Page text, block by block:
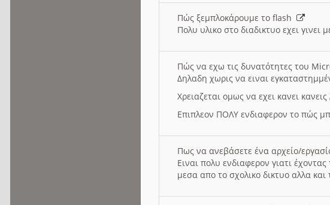
Πώς ξεμπλοκάρουμε το flash
Πολυ υλικο στο διαδικτυο εχει γινει
Πώς να εχω τις δυνατότητες του
Δηλαδη χωρις να ειναι
Χρειαζεται ομως να εχει κανει
Επιπλεον ΠΟΛΥ ενδιαφερον το πώς
Πως να ανεβάσετε ένα αρχείο/
Ειναι πολυ ενδιαφερον γιατι
μεσα απο το σχολικο δικτυο αλλα